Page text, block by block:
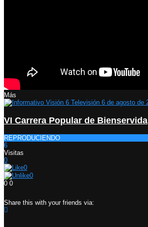
Más
VI Carrera Popular de Bienservida
REPRODUCIENDO
6
Visitas
0
0
0
0 0
Share this with your friends via: